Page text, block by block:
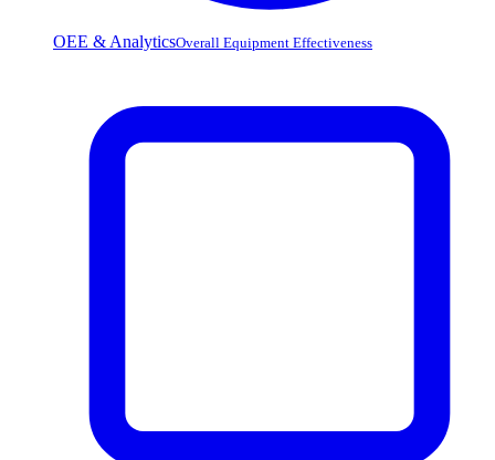
OEE & AnalyticsOverall Equipment Effectiveness